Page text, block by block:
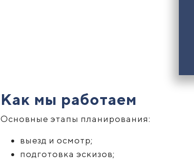
Как мы работаем
Основные этапы планирования:
выезд и осмотр;
подготовка эскизов;